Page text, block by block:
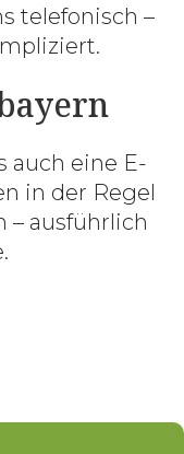
telefonisch –
auch eine E-
in der Regel
– ausführlich